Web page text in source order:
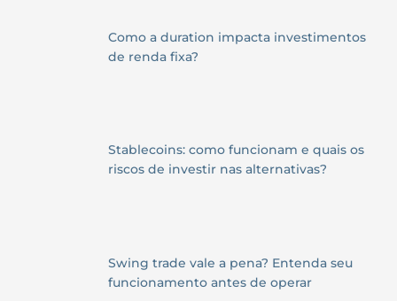
Como a duration impacta investimentos
de renda fixa?
Stablecoins: como funcionam e quais os
riscos de investir nas alternativas?
Swing trade vale a pena? Entenda seu
funcionamento antes de operar